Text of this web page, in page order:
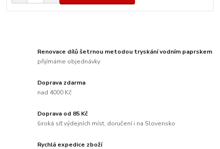
Renovace dílů šetrnou metodou tryskání vodním paprskem
přijímáme objednávky
Doprava zdarma
nad 4000 Kč
Doprava od 85 Kč
široká síť výdejních míst, doručení i na Slovensko
Rychlá expedice zboží